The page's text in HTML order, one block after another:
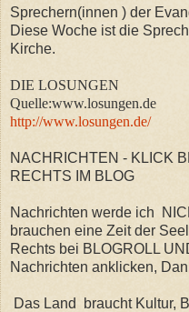
Sprechern(innen ) der
Diese Woche ist die
Kirche.
DIE LOSUNGEN
Quelle:www.losungen.de
http://www.losungen.de/
NACHRICHTEN - KLICK
RECHTS IM BLOG
Nachrichten werde ich
brauchen eine Zeit der
Rechts bei BLOGROLL
Nachrichten anklicken,
Das Land braucht Kultur,